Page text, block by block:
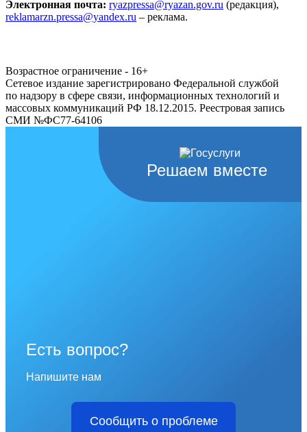
Электронная почта: ryazpressa@ryazan.gov.ru (редакция),
reklamarzn.pressa@yandex.ru – реклама.
Возрастное ограничение - 16+
Сетевое издание зарегистрировано Федеральной службой
по надзору в сфере связи, информационных технологий и
массовых коммуникаций РФ 18.12.2015. Реестровая запись
СМИ №ФС77-64106
Решаем вместе
Есть вопрос?
Напишите нам
Сообщить о проблеме